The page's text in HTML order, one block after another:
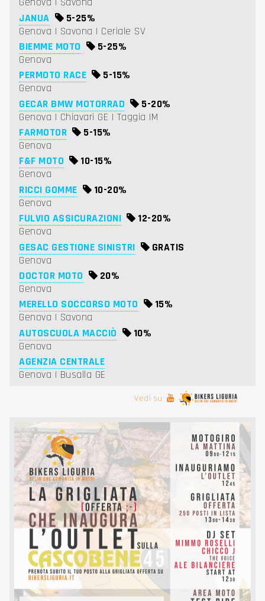
JANUA
5-25%
Genova | Savona | Ceriale SV
BIEMME MOTO
5-25%
Genova
PERMOTO RACE
5-15%
Genova
GECAR BMW MOTORRAD
5-20%
Genova | Chiavari GE | Taggia IM
FARMOTOR
5-15%
Genova
F&F MOTO
10-15%
Genova
RICCI GOMME
10-20%
Genova
FULVIO ASSICURAZIONI
12-20%
Genova
GESAC GESTIONE SINISTRI
GRATIS
Genova
DOCTOR MOTO
20%
Genova
MERELLO SOCCORSO MOTO
15%
Genova | Savona
AUTOSCUOLA MACCIÒ
10%
Genova
AGENZIA CENTRALE
Genova | Busalla GE
Vedi su